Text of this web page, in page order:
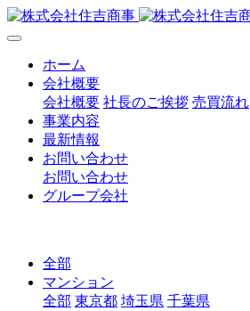
ホーム
会社概要
会社概要 社長のご挨拶 売買流れ
事業内容
最新情報
お問い合わせ
お問い合わせ
グループ会社
全部
マンション
全部 東京都 埼玉県 千葉県